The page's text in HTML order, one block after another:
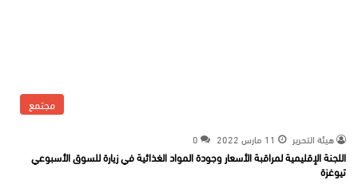
مجتمع
هيئة التحرير 11 مارس 2022 0
اللجنة الإقليمية لمراقبة الأسعار وجودة المواد الغذائية في زيارة للسوق الأسبوعي
تيوغزة